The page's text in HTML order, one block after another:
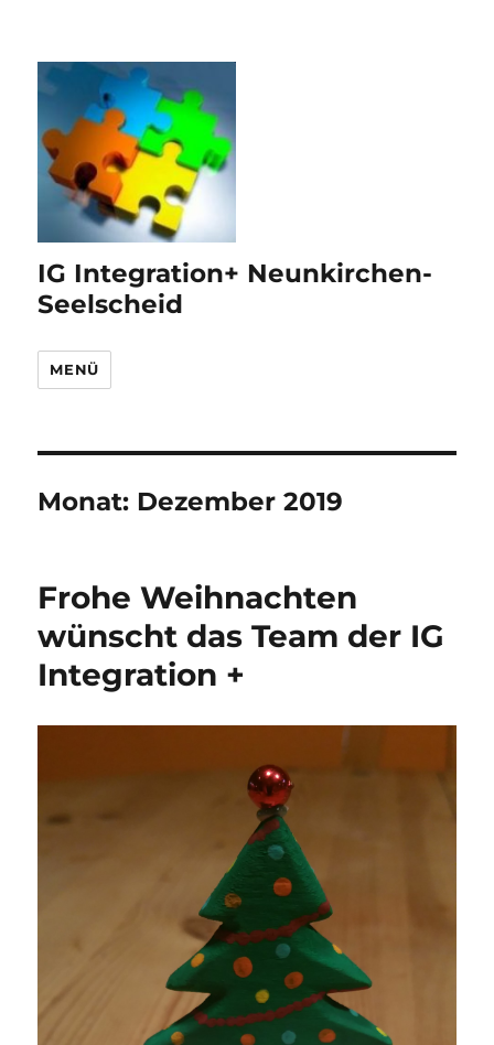
IG Integration+ Neunkirchen-
Seelscheid
MENÜ
Monat: Dezember 2019
Frohe Weihnachten
wünscht das Team der IG
Integration +